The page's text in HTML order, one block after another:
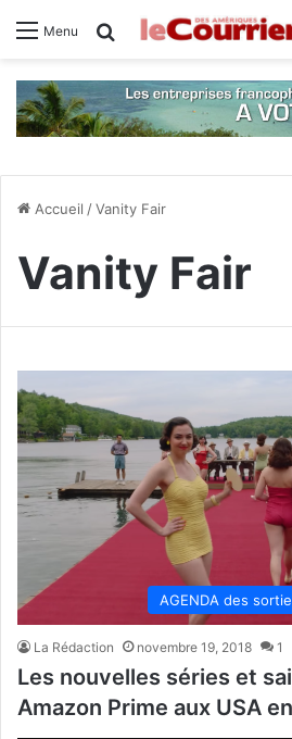
Menu Rechercher
Accueil /Vanity Fair
Vanity Fair
AGENDA des
La Rédaction novembre 19, 2018 1
Les nouvelles séries et
Amazon Prime aux USA